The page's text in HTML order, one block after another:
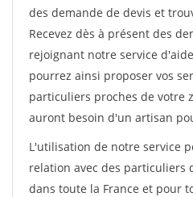
des demande de devis et
Recevez dès à présent des
rejoignant notre service
pourrez ainsi proposer vos
particuliers proches de votre
auront besoin d'un artisan
L'utilisation de notre service
relation avec des particuliers
dans toute la France et pour